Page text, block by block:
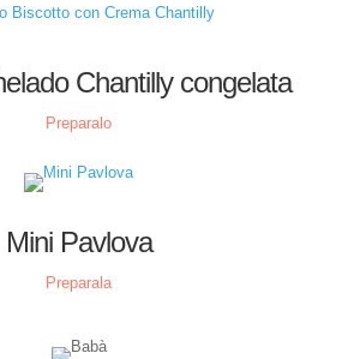
Chantilly congelata
Preparalo
Mini Pavlova
Preparala